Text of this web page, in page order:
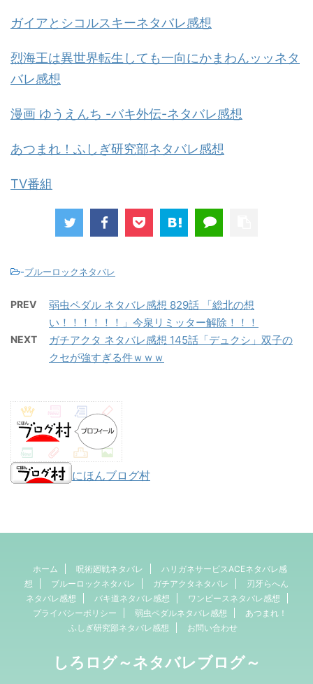
ガイアとシコルスキーネタバレ感想
烈海王は異世界転生しても一向にかまわんッッネタ
バレ感想
漫画 ゆうえんち -バキ外伝-ネタバレ感想
あつまれ！ふしぎ研究部ネタバレ感想
TV番組
-ブルーロックネタバレ
PREV
弱虫ペダル ネタバレ感想 829話 「総北の想
い！！！！！！」今泉リミッター解除！！！
NEXT
ガチアクタ ネタバレ感想 145話「デュクシ」双子の
クセが強すぎる件ｗｗｗ
にほんブログ村
ホーム 呪術廻戦ネタバレ
ハリガネサービスACEネタバレ感
想
ブルーロックネタバレ ガチアクタネタバレ
刃牙らへん
ネタバレ感想
バキ道ネタバレ感想
ワンピースネタバレ感想
プライバシーポリシー
弱虫ペダルネタバレ感想
あつまれ！
ふしぎ研究部ネタバレ感想
お問い合わせ
しろログ～ネタバレブログ～